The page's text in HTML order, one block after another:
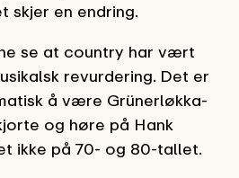
skjer en endring.
se at country har vært
revurdering. Det er
å være Grünerløkka-
og høre på Hank
ikke på 70- og 80-tallet.